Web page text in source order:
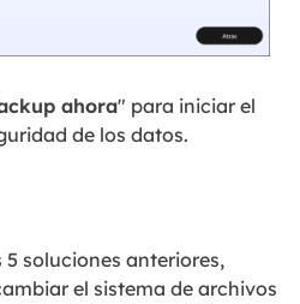
ahora" para iniciar el
de los datos.
5 soluciones anteriores,
el sistema de archivos